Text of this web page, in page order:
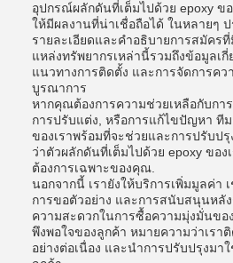
อุปกรณ์ผลักดันที่เต็มไปด้วย epoxy ขอ
ให้มีผลงานที่น่าเชื่อถือได้ ในหลายๆ
รายละเอียดและคําอธิบายการสมัคร
แหล่งทรัพยากรเหล่านี้รวมถึงข้อมูลเ
แนวทางการติดตั้ง และการจัดการค
บูรณาการ
หากคุณต้องการความช่วยเหลือกับกา
การปรับแต่ง, หรือการแก้ไขปัญหา ที
ของเราพร้อมที่จะช่วยและการปรับปรุ
ว่าตัวผลักดันที่เต็มไปด้วย epoxy ของ
ต้องการเฉพาะของคุณ.
นอกจากนี้ เรายังให้บริการเพิ่มมูลค่า
การขอตัวอย่าง และการสนับสนุนหลั
ความสะดวกในการซื้อความมุ่งมั่นข
พึงพอใจของลูกค้า หมายความว่าเรา
อย่างต่อเนื่อง และนําการปรับปรุงมา